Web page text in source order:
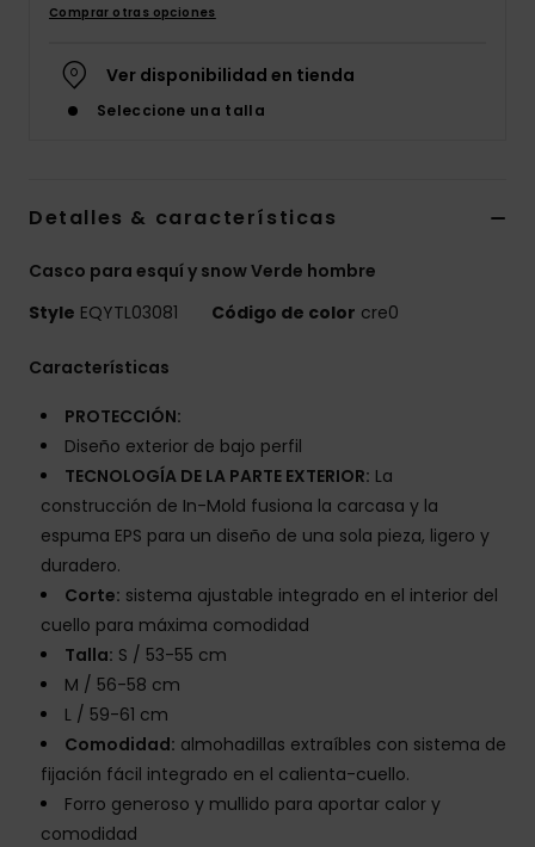
Comprar otras opciones
Ver disponibilidad en tienda
Seleccione una talla
Detalles & características
Casco para esquí y snow Verde hombre
Style EQYTL03081 Código de color cre0
Características
PROTECCIÓN:
Diseño exterior de bajo perfil
TECNOLOGÍA DE LA PARTE EXTERIOR: La
construcción de In-Mold fusiona la carcasa y la
espuma EPS para un diseño de una sola pieza, ligero y
duradero.
Corte: sistema ajustable integrado en el interior del
cuello para máxima comodidad
Talla: S / 53-55 cm
M / 56-58 cm
L / 59-61 cm
Comodidad: almohadillas extraíbles con sistema de
fijación fácil integrado en el calienta-cuello.
Forro generoso y mullido para aportar calor y
comodidad